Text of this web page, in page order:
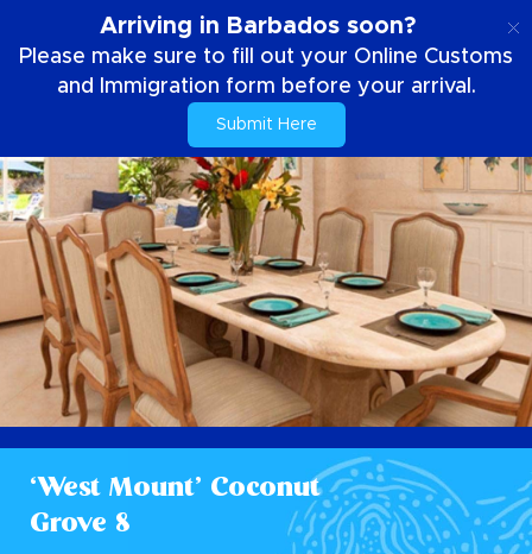
Arriving in Barbados soon?
Please make sure to fill out your Online Customs
and Immigration form before your arrival.
Submit Here
‘West Mount’ Coconut
Grove 8